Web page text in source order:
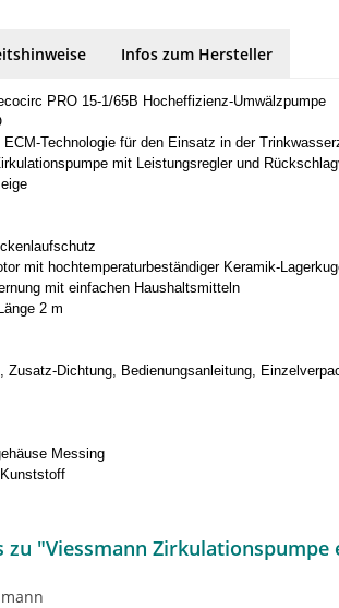
Infos zum Hersteller
PRO 15-1/65B Hocheffizienz-Umwälzpumpe
Technologie für den Einsatz in der
mit Leistungsregler und
mit hochtemperaturbeständiger Keramik-
mit einfachen Haushaltsmitteln
2 m
Zusatz-Dichtung, Bedienungsanleitung,
Messing
"Viessmann Zirkulationspumpe